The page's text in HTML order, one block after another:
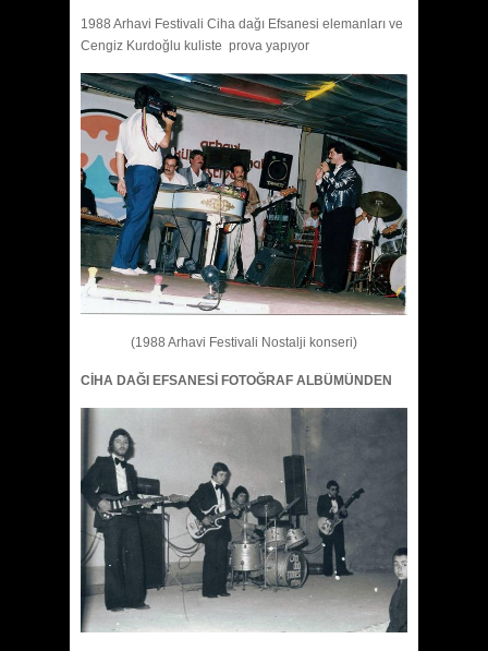
1988 Arhavi Festivali Ciha dağı Efsanesi elemanları ve
Cengiz Kurdoğlu kuliste prova yapıyor
(1988 Arhavi Festivali Nostalji konseri)
CİHA DAĞI EFSANESİ FOTOĞRAF ALBÜMÜNDEN